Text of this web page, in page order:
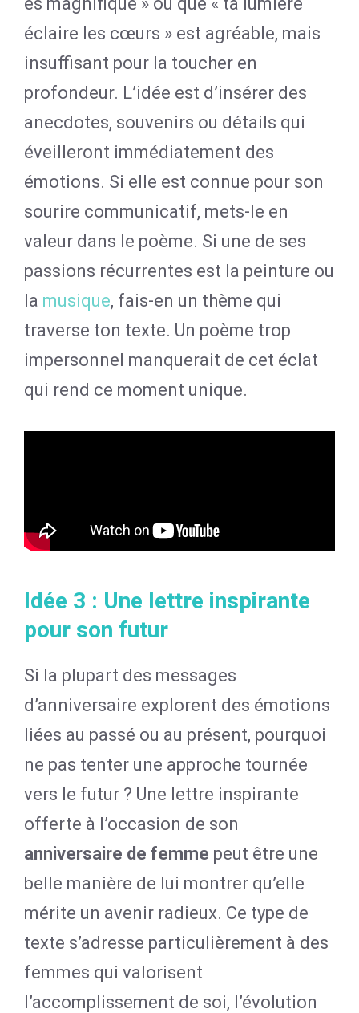
éclaire les cœurs » est agréable, mais
insuffisant pour la toucher en
profondeur. L’idée est d’insérer des
anecdotes, souvenirs ou détails qui
éveilleront immédiatement des
émotions. Si elle est connue pour son
sourire communicatif, mets-le en
valeur dans le poème. Si une de ses
passions récurrentes est la peinture ou
la musique, fais-en un thème qui
traverse ton texte. Un poème trop
impersonnel manquerait de cet éclat
qui rend ce moment unique.
Idée 3 : Une lettre inspirante
pour son futur
Si la plupart des messages
d’anniversaire explorent des émotions
liées au passé ou au présent, pourquoi
ne pas tenter une approche tournée
vers le futur ? Une lettre inspirante
offerte à l’occasion de son
anniversaire de femme peut être une
belle manière de lui montrer qu’elle
mérite un avenir radieux. Ce type de
texte s’adresse particulièrement à des
femmes qui valorisent
l’accomplissement de soi, l’évolution